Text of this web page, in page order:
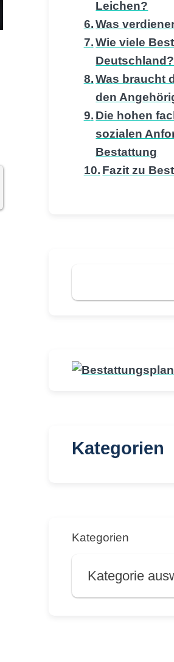
Leichen?
Was
Wie viele
Deutschland?
Was braucht
den
Die hohen
sozialen
Bestattung
Fazit zu
Suchen
Kategorien
Kategorien